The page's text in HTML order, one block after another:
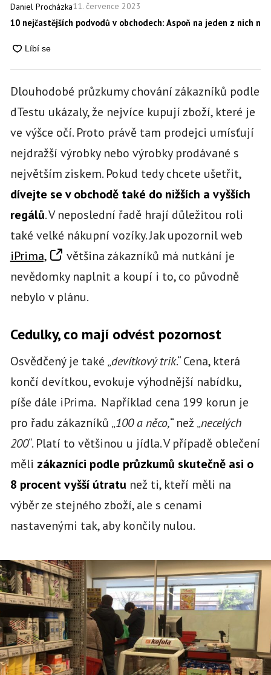
Daniel Procházka11. července 2023
10 nejčastějších podvodů v obchodech: Aspoň na jeden z nich
Dlouhodobé průzkumy chování zákazníků podle
dTestu ukázaly, že nejvíce kupují zboží, které je
ve výšce očí. Proto právě tam prodejci umísťují
nejdražší výrobky nebo výrobky prodávané s
největším ziskem. Pokud tedy chcete ušetřit,
dívejte se v obchodě také do nižších a vyšších
regálů. V neposlední řadě hrají důležitou roli
také velké nákupní vozíky. Jak upozornil web
iPrima,
většina zákazníků má nutkání je
nevědomky naplnit a koupí i to, co původně
nebylo v plánu.
Cedulky, co mají odvést pozornost
Osvědčený je také „devítkový trik.“ Cena, která
končí devítkou, evokuje výhodnější nabídku,
píše dále iPrima. Například cena 199 korun je
pro řadu zákazníků „100 a něco,“ než „necelých
200“. Platí to většinou u jídla. V případě oblečení
měli zákazníci podle průzkumů skutečně asi o
8 procent vyšší útratu než ti, kteří měli na
výběr ze stejného zboží, ale s cenami
nastavenými tak, aby končily nulou.